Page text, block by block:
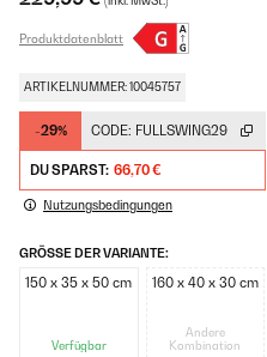
Produktdatenblatt
ARTIKELNUMMER: 10045757
-29% CODE: FULLSWING29
DU SPARST: 66,70 €
Nutzungsbedingungen
GRÖSSE DER VARIANTE:
150 x 35 x 50 cm
Verfügbar
160 x 40 x 30 cm
Andere
Kombination